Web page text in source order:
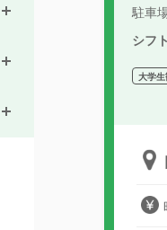
駐車
シフ
大学